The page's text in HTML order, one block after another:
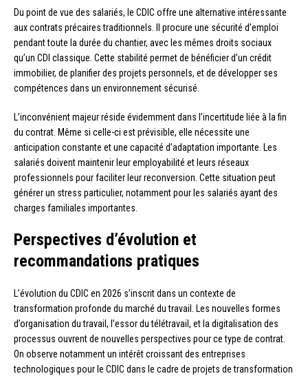
Du point de vue des salariés, le CDIC offre une alternative intéressante
aux contrats précaires traditionnels. Il procure une sécurité d’emploi
pendant toute la durée du chantier, avec les mêmes droits sociaux
qu’un CDI classique. Cette stabilité permet de bénéficier d’un crédit
immobilier, de planifier des projets personnels, et de développer ses
compétences dans un environnement sécurisé.
L’inconvénient majeur réside évidemment dans l’incertitude liée à la fin
du contrat. Même si celle-ci est prévisible, elle nécessite une
anticipation constante et une capacité d’adaptation importante. Les
salariés doivent maintenir leur employabilité et leurs réseaux
professionnels pour faciliter leur reconversion. Cette situation peut
générer un stress particulier, notamment pour les salariés ayant des
charges familiales importantes.
Perspectives d’évolution et
recommandations pratiques
L’évolution du CDIC en 2026 s’inscrit dans un contexte de
transformation profonde du marché du travail. Les nouvelles formes
d’organisation du travail, l’essor du télétravail, et la digitalisation des
processus ouvrent de nouvelles perspectives pour ce type de contrat.
On observe notamment un intérêt croissant des entreprises
technologiques pour le CDIC dans le cadre de projets de transformation